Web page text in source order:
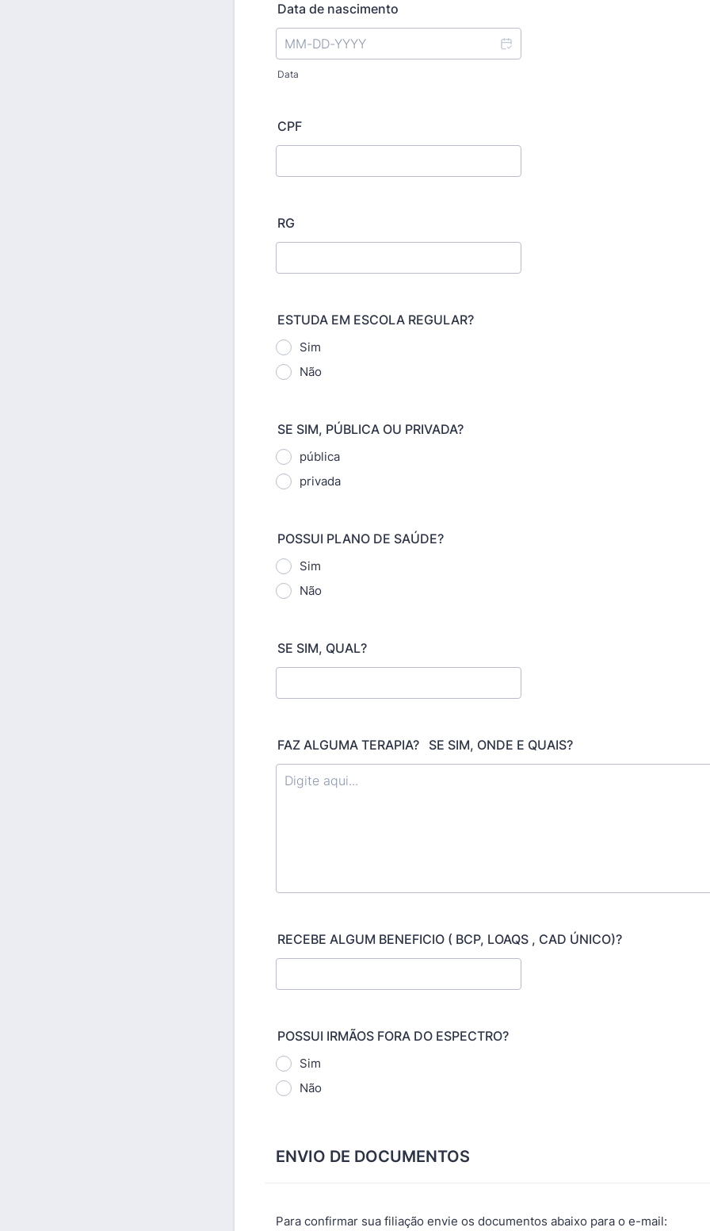
Data de nascimento
Data
CPF
RG
ESTUDA EM ESCOLA REGULAR?
Sim
Não
SE SIM, PÚBLICA OU PRIVADA?
pública
privada
POSSUI PLANO DE SAÚDE?
Sim
Não
SE SIM, QUAL?
FAZ ALGUMA TERAPIA? SE SIM, ONDE E QUAIS?
RECEBE ALGUM BENEFICIO ( BCP, LOAQS , CAD ÚNICO)?
POSSUI IRMÃOS FORA DO ESPECTRO?
Sim
Não
ENVIO DE DOCUMENTOS
Para confirmar sua filiação envie os documentos abaixo para o e-mail: